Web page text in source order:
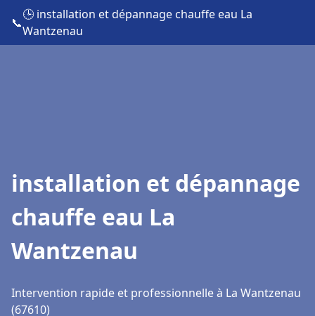
📞
🕒 installation et dépannage chauffe eau La
Wantzenau
installation et dépannage
chauffe eau La
Wantzenau
Intervention rapide et professionnelle à La Wantzenau
(67610)